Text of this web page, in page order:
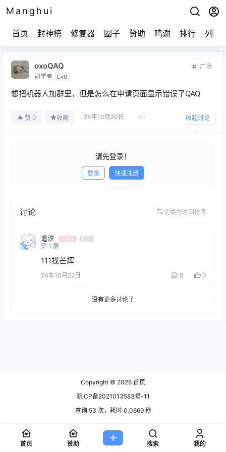
Manghui
首页 封神榜 修复器 圈子 赞助 鸣谢 排行 列表
oxoQAQ
初学者 Lv0
广场
想把机器人加群里，但是怎么在申请页面显示错误了QAQ
赞 0 收藏 24年10月20日 收起讨论
请先登录！
登录 快速注册
讨论 切换为时间排序
遥汐 Vip3
Lv7
第 1 层
111找芒辉
24年10月22日 0 0
没有更多讨论了
Copyright © 2026 首页
浙ICP备2021013583号-11
查询 53 次，耗时 0.0669 秒
首页 赞助 搜索 我的